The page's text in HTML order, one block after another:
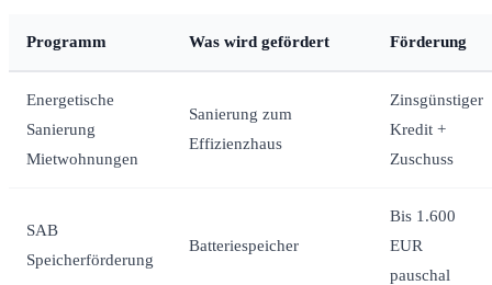
Programm Was wird gefördert Förderung
Energetische
Sanierung
Mietwohnungen
Sanierung zum
Effizienzhaus
Zinsgünstiger
Kredit +
Zuschuss
SAB
Speicherförderung
Batteriespeicher
Bis 1.600
EUR
pauschal